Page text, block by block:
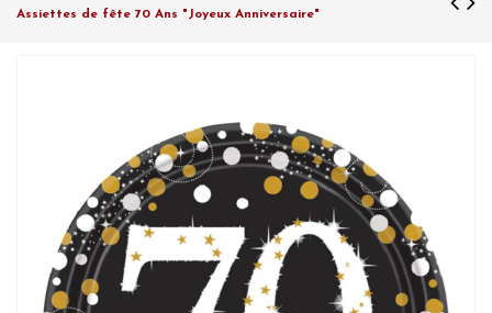
Assiettes de fête 70 Ans "Joyeux Anniversaire"